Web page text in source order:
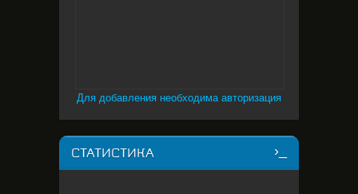
Для добавления необходима авторизация
СТАТИСТИКА